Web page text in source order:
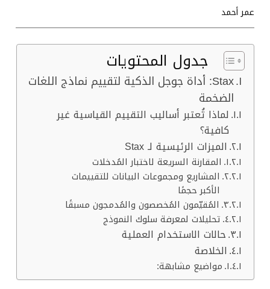
عمر أحمد
جدول المحتويات
Stax: أداة جوجل الذكية لتقييم نماذج اللغات
الضخمة
لماذا تُعتبر أساليب التقييم القياسية غير
كافية؟
الميزات الرئيسية لـ Stax
المقارنة السريعة لاختبار المُدخلات
المشاريع ومجموعات البيانات للتقييمات
الأكبر حجمًا
المُقيّمون المُخصصون والمُدمجون مسبقًا
تحليلات لمعرفة سلوك النموذج
حالات الاستخدام العملية
الخلاصة
مواضيع مشابهة: